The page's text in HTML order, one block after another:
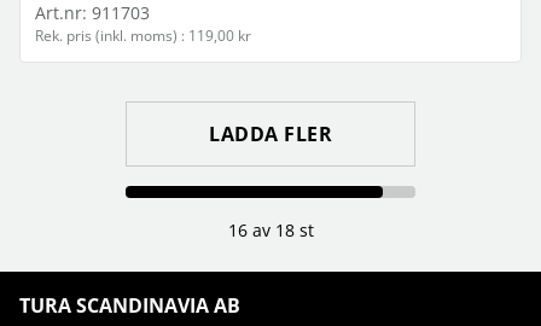
Art.nr: 911703
Rek. pris (inkl. moms) : 119,00 kr
LADDA FLER
16 av 18 st
TURA SCANDINAVIA AB